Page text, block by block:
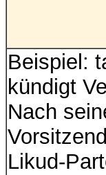
Beispiel:
kündigt
Nach
Likud-